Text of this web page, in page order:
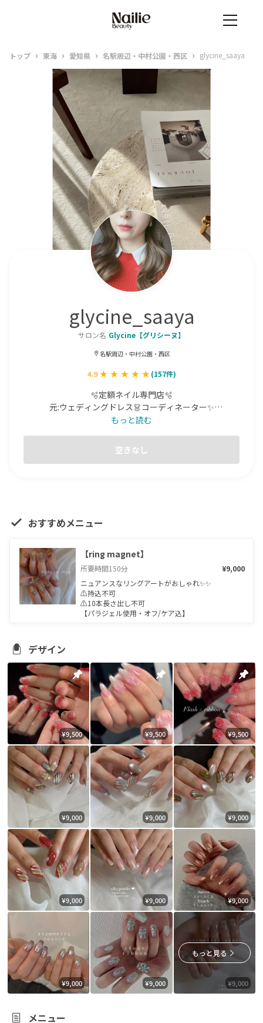
トップ › 東海 › 愛知県 › 名駅周辺・中村公園・西区 › glycine_saaya
glycine_saaya
サロン名 Glycine【グリシーヌ】
名駅周辺・中村公園・西区
4.9 (157件)
🫧定額ネイル専門店🫧
元:ウェディングドレス👗コーディネーター✨
周りから褒められる nailをご提案させて頂きます♪
Instagram ▶︎ glycine_saaya
こちらでも過去のdesignをご覧頂けます✨
もっと読む
空きなし
おすすめメニュー
【ring magnet】
所要時間150分
¥9,000
ニュアンスなリングアートがおしゃれ✨✨
⚠︎持込不可
⚠︎10本長さ出し不可
【パラジェル使用・オフ/ケア込】
デザイン
¥9,500 ¥9,500 ¥9,500
¥9,000 ¥9,000 ¥9,000
¥9,000 ¥9,000 ¥9,000
¥9,000 ¥9,000 ¥9,000
もっと見る
メニュー